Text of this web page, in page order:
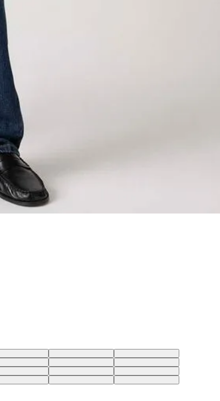
USA | 42 BR32X32 USA | 43 BR33X32 USA | 44 BR
USA | 44 BR23X32 USA | 33 BR33X30 USA | 44 BR
USA | 38 BR28X34 USA | 39 BR29X34 USA | 40 BR
USA | 36 BR26X30 USA | 37 BR27X30 USA | 38 BR